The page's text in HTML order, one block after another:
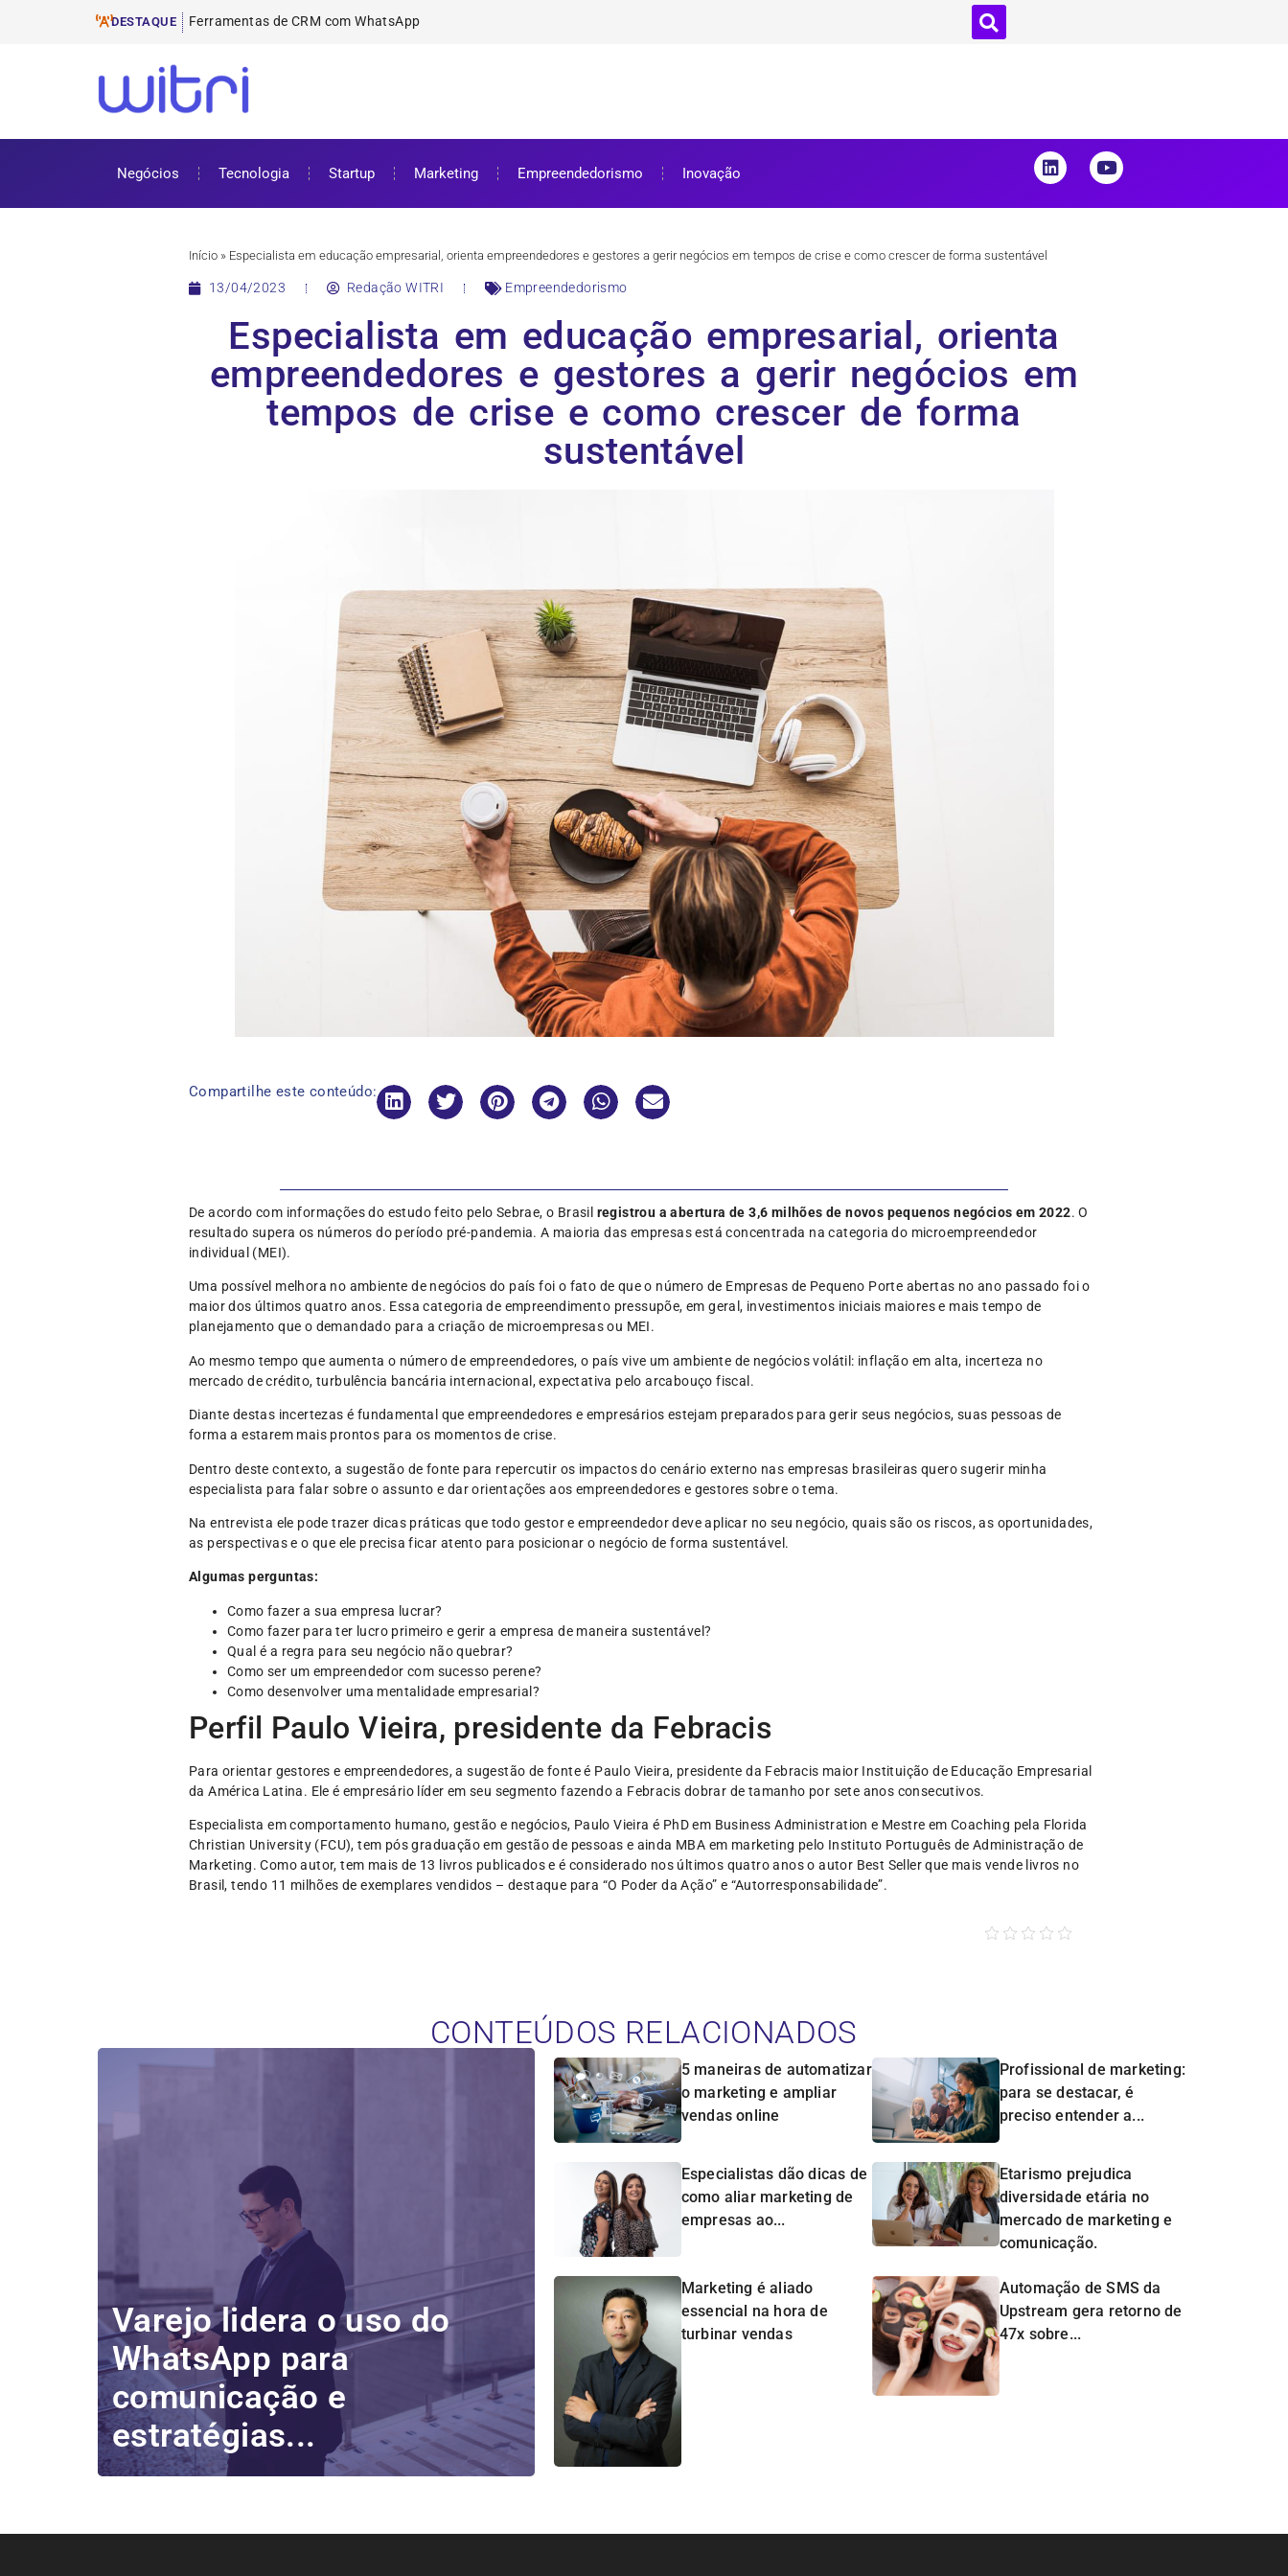
DESTAQUE Ferramentas de E-mai
ProUni: como funciona e requisitos para bolsa de estudos
Cursos gratuitos online: onde encontrar e como aproveitar
ENEM 2025: datas, inscrições e como se preparar
Negócios Tecnologia Startup Marketing Empreendedorismo Inovação
Início » Especialista em educação empresarial, orienta empreendedores e gestores a gerir negócios em tempos de crise e como crescer de forma sustentável
13/04/2023 Redação WITRI Empreendedorismo
Especialista em educação empresarial, orienta
empreendedores e gestores a gerir negócios em
tempos de crise e como crescer de forma
sustentável
Compartilhe este conteúdo:
De acordo com informações do estudo feito pelo Sebrae, o Brasil registrou a abertura de 3,6 milhões de novos pequenos negócios em 2022. O
resultado supera os números do período pré-pandemia. A maioria das empresas está concentrada na categoria do microempreendedor
individual (MEI).
Uma possível melhora no ambiente de negócios do país foi o fato de que o número de Empresas de Pequeno Porte abertas no ano passado foi o
maior dos últimos quatro anos. Essa categoria de empreendimento pressupõe, em geral, investimentos iniciais maiores e mais tempo de
planejamento que o demandado para a criação de microempresas ou MEI.
Ao mesmo tempo que aumenta o número de empreendedores, o país vive um ambiente de negócios volátil: inflação em alta, incerteza no
mercado de crédito, turbulência bancária internacional, expectativa pelo arcabouço fiscal.
Diante destas incertezas é fundamental que empreendedores e empresários estejam preparados para gerir seus negócios, suas pessoas de
forma a estarem mais prontos para os momentos de crise.
Dentro deste contexto, a sugestão de fonte para repercutir os impactos do cenário externo nas empresas brasileiras quero sugerir minha
especialista para falar sobre o assunto e dar orientações aos empreendedores e gestores sobre o tema.
Na entrevista ele pode trazer dicas práticas que todo gestor e empreendedor deve aplicar no seu negócio, quais são os riscos, as oportunidades,
as perspectivas e o que ele precisa ficar atento para posicionar o negócio de forma sustentável.
Algumas perguntas:
Como fazer a sua empresa lucrar?
Como fazer para ter lucro primeiro e gerir a empresa de maneira sustentável?
Qual é a regra para seu negócio não quebrar?
Como ser um empreendedor com sucesso perene?
Como desenvolver uma mentalidade empresarial?
Perfil Paulo Vieira, presidente da Febracis
Para orientar gestores e empreendedores, a sugestão de fonte é Paulo Vieira, presidente da Febracis maior Instituição de Educação Empresarial
da América Latina. Ele é empresário líder em seu segmento fazendo a Febracis dobrar de tamanho por sete anos consecutivos.
Especialista em comportamento humano, gestão e negócios, Paulo Vieira é PhD em Business Administration e Mestre em Coaching pela Florida
Christian University (FCU), tem pós graduação em gestão de pessoas e ainda MBA em marketing pelo Instituto Português de Administração de
Marketing. Como autor, tem mais de 13 livros publicados e é considerado nos últimos quatro anos o autor Best Seller que mais vende livros no
Brasil, tendo 11 milhões de exemplares vendidos – destaque para “O Poder da Ação” e “Autorresponsabilidade”.
CONTEÚDOS RELACIONADOS
Varejo lidera o uso do
WhatsApp para
comunicação e
estratégias...
5 maneiras de automatizar
o marketing e ampliar
vendas online
Profissional de marketing:
para se destacar, é
preciso entender a...
Especialistas dão dicas de
como aliar marketing de
empresas ao...
Etarismo prejudica
diversidade etária no
mercado de marketing e
comunicação.
Marketing é aliado
essencial na hora de
turbinar vendas
Automação de SMS da
Upstream gera retorno de
47x sobre...